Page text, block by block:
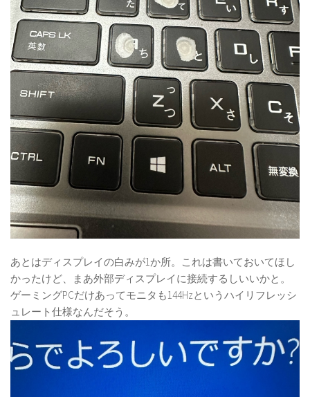
あとはディスプレイの白みが1か所。これは書いておいてほし
かったけど、まあ外部ディスプレイに接続するしいいかと。
ゲーミングPCだけあってモニタも144Hzというハイリフレッシ
ュレート仕様なんだそう。